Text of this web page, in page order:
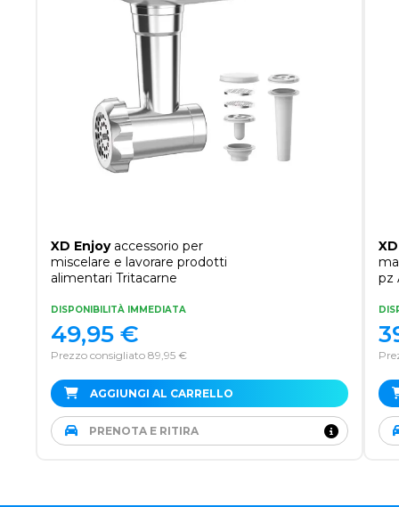
XD Enjoyaccessorio per
miscelare e lavorare prodotti
alimentari Tritacarne
DISPONIBILITÀ IMMEDIATA
Prezzo consigliato 89,95 €
49,95 €
AGGIUNGI AL CARRELLO
PRENOTA E RITIRA
pz